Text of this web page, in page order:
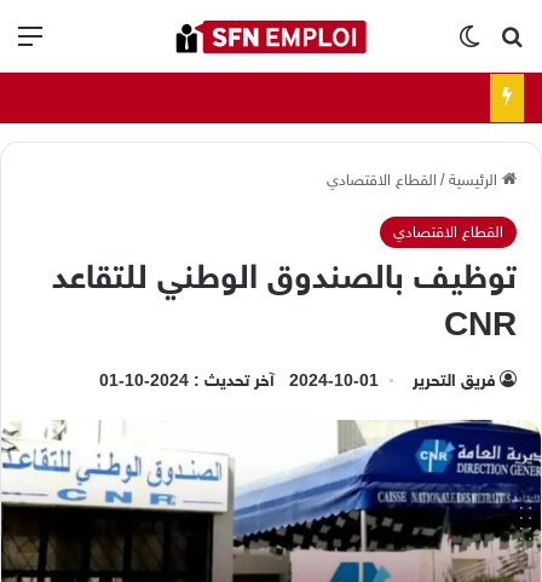
بحث عنالوضع المظلم
الرئيسية/ القطاع الاقتصادي
القطاع الاقتصادي
توظيف بالصندوق الوطني للتقاعد
CNR
فريق التحرير 2024-10-01 آخر تحديث : 2024-10-01